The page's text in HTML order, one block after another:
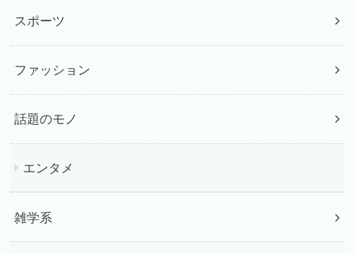
スポーツ
ファッション
話題のモノ
エンタメ
雑学系